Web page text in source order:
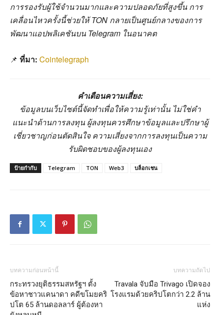
การรองรับผู้ใช้จำนวนมากและความปลอดภัยที่สูงขึ้น การ
เคลื่อนไหวครั้งนี้ช่วยให้ TON กลายเป็นศูนย์กลางของการ
พัฒนาแอปพลิเคชันบน Telegram ในอนาคต
📌 ที่มา: Cointelegraph
คำเตือนความเสี่ยง:
ข้อมูลบนเว็บไซต์นี้จัดทำเพื่อให้ความรู้เท่านั้น ไม่ใช่คำ
แนะนำด้านการลงทุน ผู้ลงทุนควรศึกษาข้อมูลและปรึกษาผู้
เชี่ยวชาญก่อนตัดสินใจ ความเสี่ยงจากการลงทุนเป็นความ
รับผิดชอบของผู้ลงทุนเอง
ป้ายกำกับ Telegram TON Web3 บล็อกเชน
บทความก่อนหน้านี้
กระทรวงยุติธรรมสหรัฐฯ ตั้ง
ข้อหาชาวแคนาดา คดีขโมยคริ
ปโต 65 ล้านดอลลาร์ ผู้ต้องหา
บทความถัดไป
Travala จับมือ Trivago เปิดจอง
โรงแรมด้วยคริปโตกว่า 2.2 ล้าน
แห่ง